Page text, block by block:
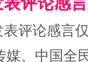
评论感言
媒、中国全